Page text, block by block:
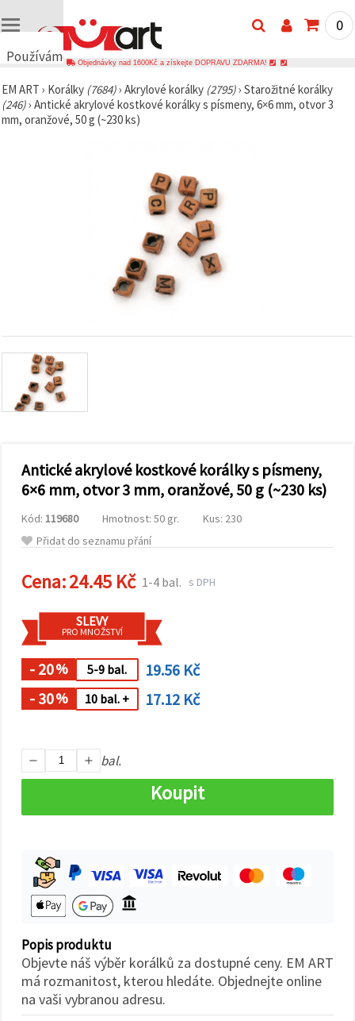
Používáme
🍪
Používáme
cookies a
zobrazovali
obsah a
reklamu, a
pomocí
našich
marketing.
Můžete
souhlasit s
všech
cookies
kliknutím
vše!" Nebo
uvést své
preference v
Nastavení
výběrem
daného
cookies a
kliknutím
na tlačítko
Přijmout
Nastavení
0
Objednávky nad 1600Kč a získejte DOPRAVU ZDARMA!
EM ART › Korálky (7684)› Akrylové korálky (2795)› Starožitné korálky
(246)› Antické akrylové kostkové korálky s písmeny, 6×6 mm, otvor 3
mm, oranžové, 50 g (~230 ks)
Antické akrylové kostkové korálky s písmeny,
6×6 mm, otvor 3 mm, oranžové, 50 g (~230 ks)
Kód: 119680 Hmotnost: 50 gr.
Kus: 230
Přidat do seznamu přání
Cena:24.45 Kč 1-4 bal. s DPH
SLEVY
PRO MNOŽSTVÍ
- 20% 5-9 bal.
19.56 Kč
- 30% 10 bal. + 17.12 Kč
bal.
Koupit
Popis produktu
Objevte náš výběr korálků za dostupné ceny. EM ART
má rozmanitost, kterou hledáte. Objednejte online
na vaši vybranou adresu.